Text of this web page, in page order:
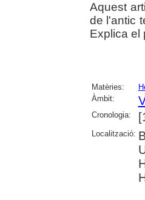
Aquest
de l'antic
Explica el
Matèries:
Àmbit:
Cronologia:
Localització: